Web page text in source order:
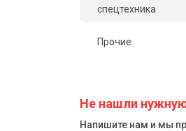
спецтехника
Прочие
Не нашли
Напишите нам и мы